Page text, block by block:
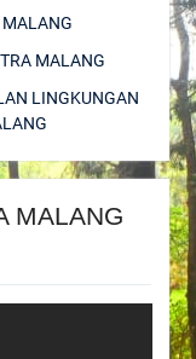
MALANG
MALANG
LINGKUNGAN
MALANG